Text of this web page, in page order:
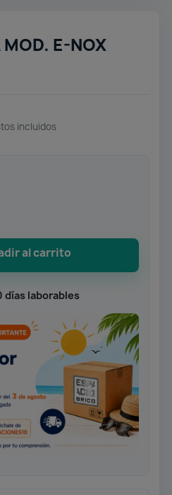
E-NOX
incluidos
al carrito
días laborables